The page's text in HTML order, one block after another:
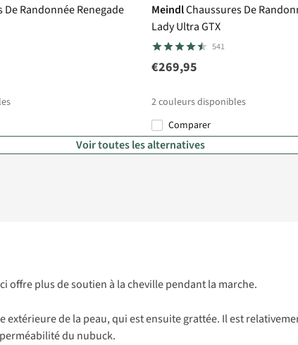
De Randonnée Renegade
MeindlChaussures De
Lady Ultra GTX
541
€269,95
2couleurs disponibles
Comparer
Voir toutes les alternatives
offre plus de soutien à la cheville pendant la marche.
extérieure de la peau, qui est ensuite grattée. Il est
du nubuck.